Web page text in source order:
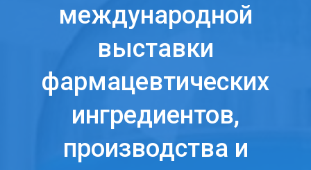
международной
выставки
фармацевтических
ингредиентов,
производства и